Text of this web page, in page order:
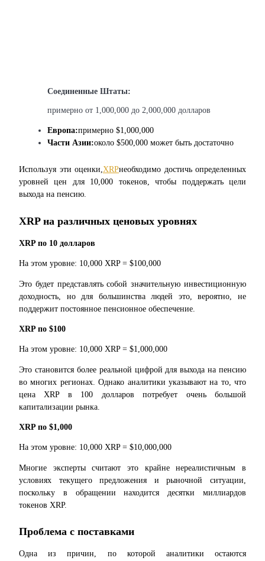
Эксклюзивные инвестиции для владельцев BTR
Сервис заимствований, обеспеченных криптовалютой
Авто Инвест
Получите долгосрочную прибыль и гибкие проценты
Изучите стейкинг
Bitrue
AI
Соединенные Штаты:
примерно от 1,000,000 до 2,000,000 долларов
Европа:примерно $1,000,000
Части Азии:около $500,000 может быть достаточно
Используя эти оценки,XRPнеобходимо достичь определенных
уровней цен для 10,000 токенов, чтобы поддержать цели
выхода на пенсию.
XRP на различных ценовых уровнях
XRP по 10 долларов
На этом уровне: 10,000 XRP = $100,000
Это будет представлять собой значительную инвестиционную
доходность, но для большинства людей это, вероятно, не
поддержит постоянное пенсионное обеспечение.
XRP по $100
На этом уровне: 10,000 XRP = $1,000,000
Это становится более реальной цифрой для выхода на пенсию
во многих регионах. Однако аналитики указывают на то, что
цена XRP в 100 долларов потребует очень большой
капитализации рынка.
XRP по $1,000
На этом уровне: 10,000 XRP = $10,000,000
Многие эксперты считают это крайне нереалистичным в
условиях текущего предложения и рыночной ситуации,
поскольку в обращении находится десятки миллиардов
токенов XRP.
Проблема с поставками
Одна из причин, по которой аналитики остаются